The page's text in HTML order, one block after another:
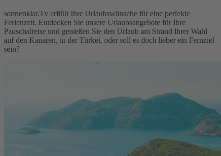
sonnenklar.Tv erfüllt Ihre Urlaubswünsche für eine perfekte
Ferienzeit. Entdecken Sie unsere Urlaubsangebote für Ihre
Pauschalreise und genießen Sie den Urlaub am Strand Ihrer Wahl
auf den Kanaren, in der Türkei, oder soll es doch lieber ein Fernziel
sein?